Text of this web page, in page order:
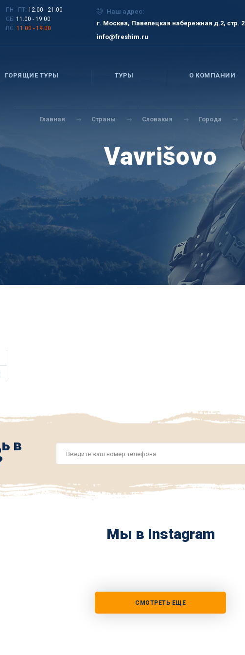
ПН - ПТ: 12.00 - 21.00
СБ: 11.00 - 19.00
ВС: 11.00 - 19.00
Наш адрес:
г. Москва, Павелецкая набережная д.2, стр. 2
info@freshim.ru
ГОРЯЩИЕ ТУРЫ ТУРЫ О КОМПАНИИ
Главная Страны Словакия Города
Vavrišovo
в
*
Мы в Instagram
СМОТРЕТЬ ЕЩЕ